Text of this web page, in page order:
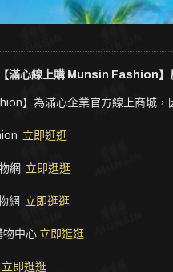
滿心線上購 Munsin Fashion】
】為滿心企業官方線上商城
立即逛逛
網 立即逛逛
網 立即逛逛
物中心 立即逛逛
立即逛逛